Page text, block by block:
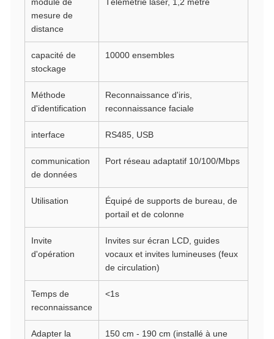
mesure de
distance
capacité de
stockage
10000 ensembles
Méthode
d'identification
Reconnaissance d'iris,
reconnaissance faciale
interface RS485, USB
communication
de données
Port réseau adaptatif 10/100/Mbps
Utilisation
Équipé de supports de bureau, de
portail et de colonne
Invite
d'opération
Invites sur écran LCD, guides
vocaux et invites lumineuses (feux
de circulation)
Temps de
reconnaissance
<1s
Adapter la
150 cm - 190 cm (installé à une